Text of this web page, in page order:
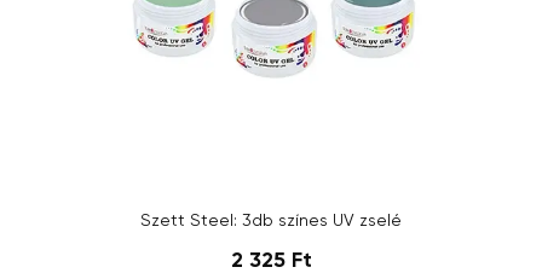
Szett Steel: 3db színes UV zselé
2 325 Ft